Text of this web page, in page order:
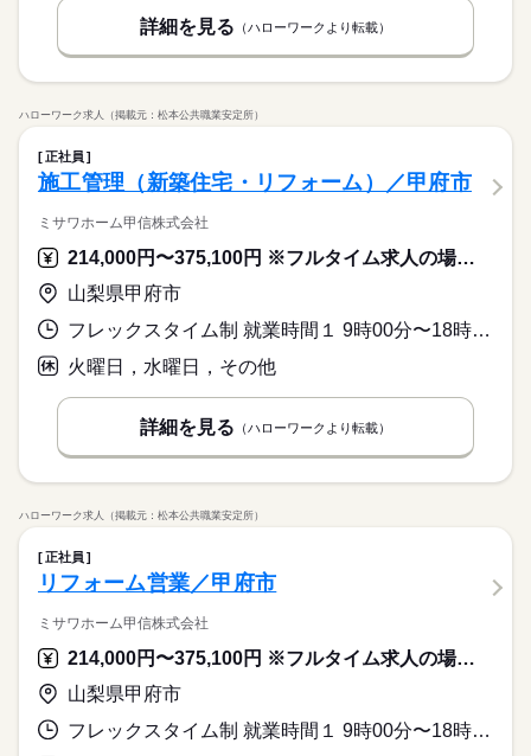
詳細を見る （ハローワークより転載）
ハローワーク求人（掲載元：松本公共職業安定所）
正社員
施工管理（新築住宅・リフォーム）／甲府市
ミサワホーム甲信株式会社
214,000円〜375,100円 ※フルタイム求人の場合は月額（換算額）、パート求人の場合は時間額を表示しています。
山梨県甲府市
フレックスタイム制 就業時間１ 9時00分〜18時00分 又は 6時00分〜21時00分の時間の間の8時間程度 就業時間に関する特記事項 フレックスタイム制
火曜日，水曜日，その他
詳細を見る （ハローワークより転載）
ハローワーク求人（掲載元：松本公共職業安定所）
正社員
リフォーム営業／甲府市
ミサワホーム甲信株式会社
214,000円〜375,100円 ※フルタイム求人の場合は月額（換算額）、パート求人の場合は時間額を表示しています。
山梨県甲府市
フレックスタイム制 就業時間１ 9時00分〜18時00分 又は 6時00分〜21時00分の時間の間の8時間程度 就業時間に関する特記事項 フレックスタイム制